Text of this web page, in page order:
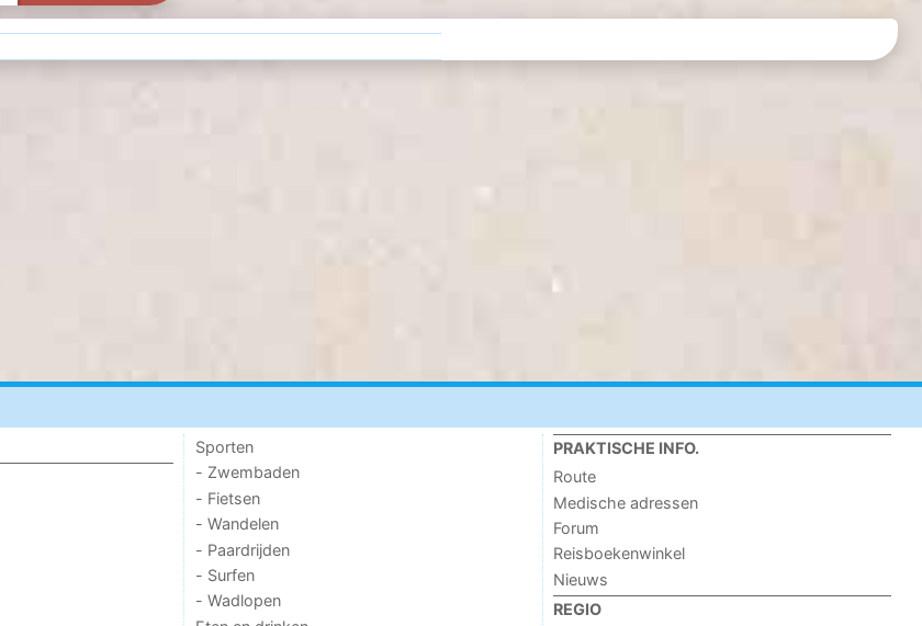
Sporten
- Zwembaden
- Fietsen
- Wandelen
- Paardrijden
- Surfen
- Wadlopen
PRAKTISCHE INFO.
Route
Medische adressen
Forum
Reisboekenwinkel
Nieuws
REGIO